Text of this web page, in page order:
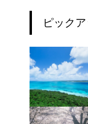
ピック